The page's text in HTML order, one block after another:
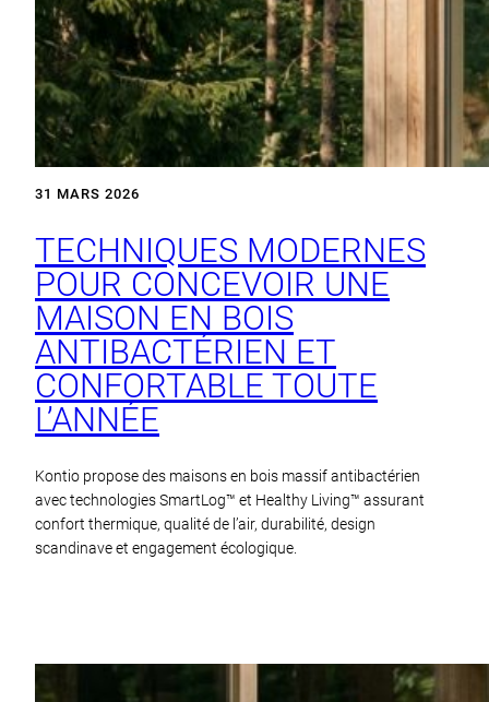
31 MARS 2026
TECHNIQUES MODERNES
POUR CONCEVOIR UNE
MAISON EN BOIS
ANTIBACTÉRIEN ET
CONFORTABLE TOUTE
L’ANNÉE
Kontio propose des maisons en bois massif antibactérien
avec technologies SmartLog™ et Healthy Living™ assurant
confort thermique, qualité de l’air, durabilité, design
scandinave et engagement écologique.